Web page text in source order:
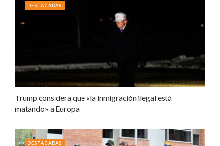
Trump considera que «la inmigración ilegal está
matando» a Europa
DESTACADAS
DESTACADAS